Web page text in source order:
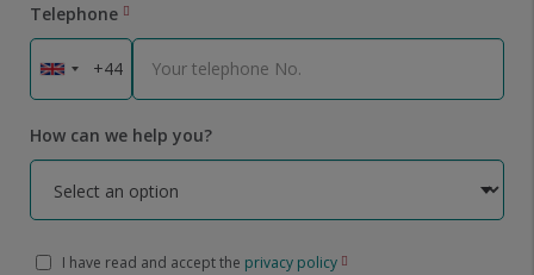
Telephone
How can we help you?
I have read and accept the privacy policy